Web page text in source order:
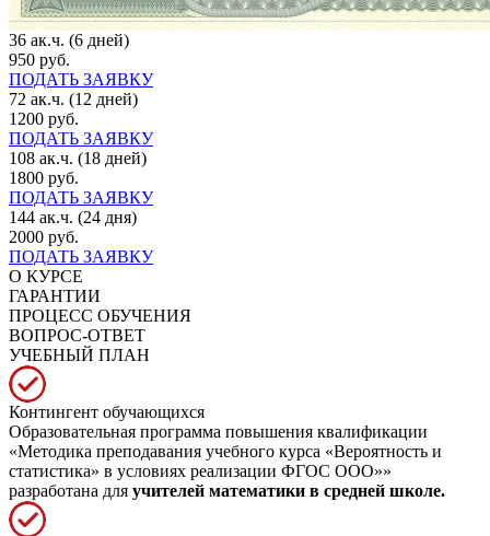
36 ак.ч. (6 дней)
950 руб.
ПОДАТЬ ЗАЯВКУ
72 ак.ч. (12 дней)
1200 руб.
ПОДАТЬ ЗАЯВКУ
108 ак.ч. (18 дней)
1800 руб.
ПОДАТЬ ЗАЯВКУ
144 ак.ч. (24 дня)
2000 руб.
ПОДАТЬ ЗАЯВКУ
О КУРСЕ
ГАРАНТИИ
ПРОЦЕСС ОБУЧЕНИЯ
ВОПРОС-ОТВЕТ
УЧЕБНЫЙ ПЛАН
Контингент обучающихся
Образовательная программа повышения квалификации
«Методика преподавания учебного курса «Вероятность и
статистика» в условиях реализации ФГОС ООО»»
разработана для учителей математики в средней школе.